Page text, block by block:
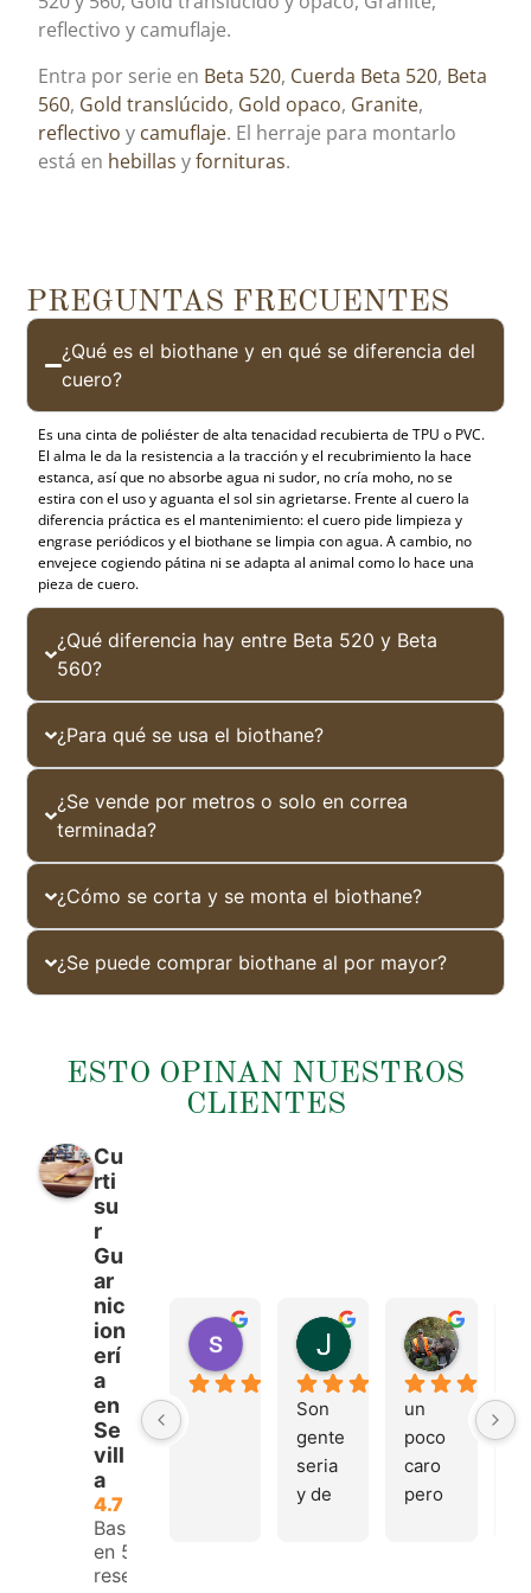
reflectivo y camuflaje.
Entra por serie en Beta 520, Cuerda Beta 520, Beta
560, Gold translúcido, Gold opaco, Granite,
reflectivo y camuflaje. El herraje para montarlo
está en hebillas yfornituras.
PREGUNTAS FRECUENTES
¿Qué es el biothane y en qué se diferencia del
cuero?
Es una cinta de poliéster de alta tenacidad recubierta de TPU o PVC.
El alma le da la resistencia a la tracción y el recubrimiento la hace
estanca, así que no absorbe agua ni sudor, no cría moho, no se
estira con el uso y aguanta el sol sin agrietarse. Frente al cuero la
diferencia práctica es el mantenimiento: el cuero pide limpieza y
engrase periódicos y el biothane se limpia con agua. A cambio, no
envejece cogiendo pátina ni se adapta al animal como lo hace una
pieza de cuero.
¿Qué diferencia hay entre Beta 520 y Beta
560?
¿Para qué se usa el biothane?
¿Se vende por metros o solo en correa
terminada?
¿Cómo se corta y se monta el biothane?
¿Se puede comprar biothane al por mayor?
ESTO OPINAN NUESTROS
CLIENTES
Cu
rti
su
r
Gu
ar
nic
ion
erí
a
en
Se
vill
a
4.7
Basado
en 53
reseñas.
sergio castillo
hace 4 meses
Juan Francisco
hace 4 meses
Son
gente
seria
y de
Tonio
un
poco
caro
pero